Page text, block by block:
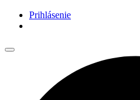
Prihlásenie